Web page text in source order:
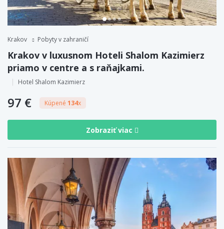
Krakov Pobyty v zahraničí
Krakov v luxusnom Hoteli Shalom Kazimierz
priamo v centre a s raňajkami.
Hotel Shalom Kazimierz
97 € Kúpené 134x
Zobraziť viac